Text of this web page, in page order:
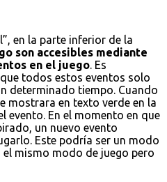
en la parte inferior de la
son accesibles mediante
en el juego. Es
todos estos eventos solo
determinado tiempo. Cuando
mostrara en texto verde en la
evento. En el momento en que
un nuevo evento
Este podría ser un modo
mismo modo de juego pero